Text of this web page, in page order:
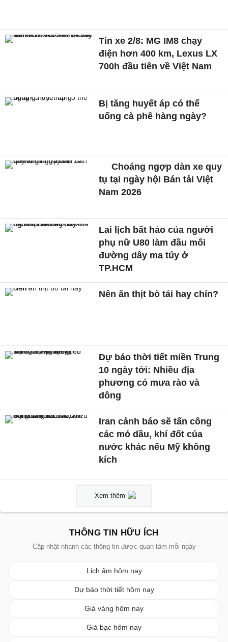
Tin xe 2/8: MG IM8 chạy
điện hơn 400 km, Lexus LX
700h đầu tiên về Việt Nam
Bị tăng huyết áp có thể
uống cà phê hàng ngày?
Choáng ngợp dàn xe quy
tụ tại ngày hội Bán tải Việt
Nam 2026
Lai lịch bất hảo của người
phụ nữ U80 làm đầu mối
đường dây ma túy ở
TP.HCM
Nên ăn thịt bò tái hay chín?
Dự báo thời tiết miền Trung
10 ngày tới: Nhiều địa
phương có mưa rào và
dông
Iran cảnh báo sẽ tấn công
các mỏ dầu, khí đốt của
nước khác nếu Mỹ không
kích
Xem thêm
THÔNG TIN HỮU ÍCH
Cập nhật nhanh các thông tin được quan tâm mỗi ngày
Lịch âm hôm nay
Dự báo thời tiết hôm nay
Giá vàng hôm nay
Giá bạc hôm nay